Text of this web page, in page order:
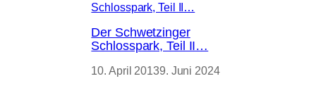
Der Schwetzinger
Schlosspark, Teil II…
10. April 20139. Juni 2024